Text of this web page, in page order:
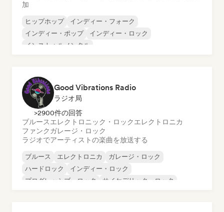
加
ヒップホップ
インディー・フォーク
インディー・ポップ
インディー・ロック
インストゥルメンタル
Good Vibrations Radio
ラジオ局
>2900件の回答
ブルースエレクトロニック・ロックエレクトロニカ
ファンクガレージ・ロック
ラジオでアーティストの楽曲を放送する
ブルース エレクトロニカ
ガレージ・ロック
ハードロック
インディー・ロック
プログレッシブ・ロック
サイケデリック・ロック